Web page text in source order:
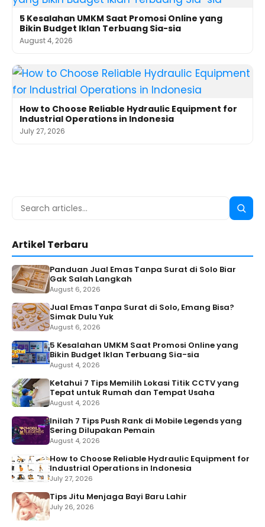
5 Kesalahan UMKM Saat Promosi Online yang
Bikin Budget Iklan Terbuang Sia-sia
August 4, 2026
How to Choose Reliable Hydraulic Equipment for
Industrial Operations in Indonesia
July 27, 2026
Search
Search
Artikel Terbaru
Panduan Jual Emas Tanpa Surat di Solo Biar
Gak Salah Langkah
August 6, 2026
Jual Emas Tanpa Surat di Solo, Emang Bisa?
Simak Dulu Yuk
August 6, 2026
5 Kesalahan UMKM Saat Promosi Online yang
Bikin Budget Iklan Terbuang Sia-sia
August 4, 2026
Ketahui 7 Tips Memilih Lokasi Titik CCTV yang
Tepat untuk Rumah dan Tempat Usaha
August 4, 2026
Inilah 7 Tips Push Rank di Mobile Legends yang
Sering Dilupakan Pemain
August 4, 2026
How to Choose Reliable Hydraulic Equipment for
Industrial Operations in Indonesia
July 27, 2026
Tips Jitu Menjaga Bayi Baru Lahir
July 26, 2026